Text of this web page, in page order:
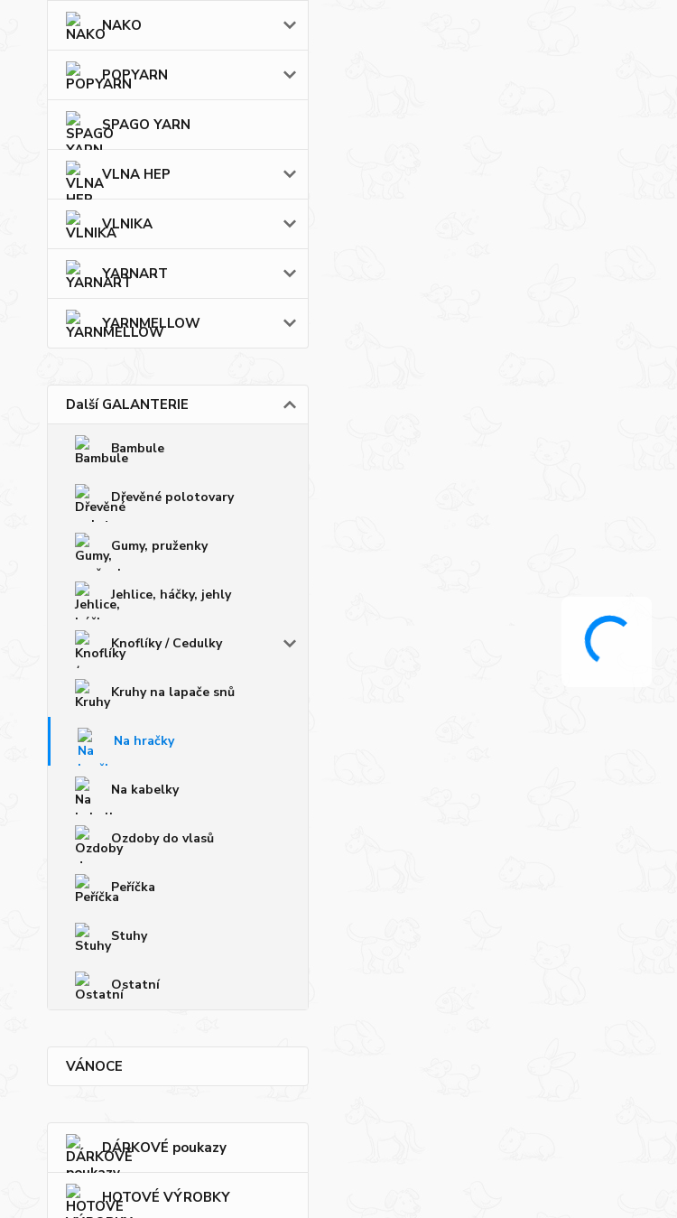
NAKO
POPYARN
SPAGO YARN
VLNA HEP
VLNIKA
YARNART
YARNMELLOW
Další GALANTERIE
Bambule
Dřevěné polotovary
Gumy, pruženky
Jehlice, háčky, jehly
Knoflíky / Cedulky
Kruhy na lapače snů
Na hračky
Na kabelky
Ozdoby do vlasů
Peříčka
Stuhy
Ostatní
VÁNOCE
DÁRKOVÉ poukazy
HOTOVÉ VÝROBKY